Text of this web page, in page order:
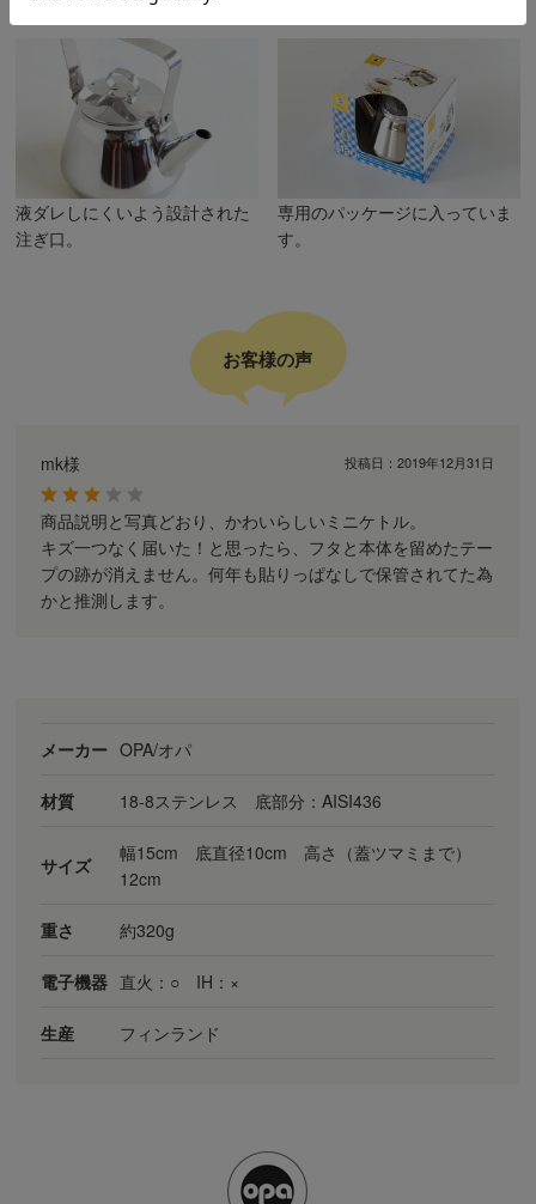
液ダレしにくいよう設計された
注ぎ口。
専用のパッケージに入っていま
す。
お客様の声
mk様 投稿日：2019年12月31日
商品説明と写真どおり、かわいらしいミニケトル。
キズ一つなく届いた！と思ったら、フタと本体を留めたテー
プの跡が消えません。何年も貼りっぱなしで保管されてた為
かと推測します。
メーカー OPA/オパ
材質 18-8ステンレス 底部分：AISI436
サイズ
幅15cm 底直径10cm 高さ（蓋ツマミまで）
12cm
重さ 約320g
電子機器 直火：○ IH：×
生産 フィンランド